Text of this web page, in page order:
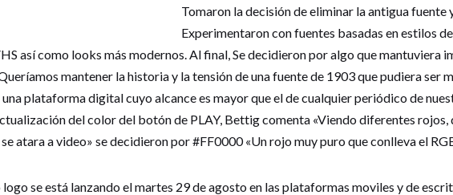
Tomaron la decisión de eliminar la antigua fuente
Experimentaron con fuentes basadas en estilos
así como looks más modernos. Al final, Se decidieron por algo que mantuviera
mantener la historia y la tensión de una fuente de 1903 que pudiera ser
plataforma digital cuyo alcance es mayor que el de cualquier periódico de
del color del botón de PLAY, Bettig comenta «Viendo diferentes rojos,
atara a video» se decidieron por #FF0000 «Un rojo muy puro que conlleva el
logo se está lanzando el martes 29 de agosto en las plataformas moviles y de